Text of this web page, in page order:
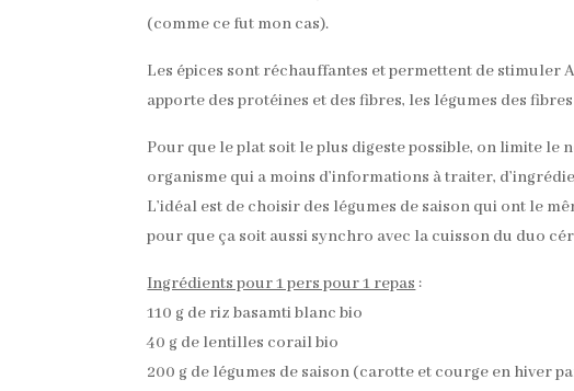
(comme ce fut mon cas).
Les épices sont réchauffantes et permettent de stimuler
apporte des protéines et des fibres, les légumes des
Pour que le plat soit le plus digeste possible, on limite le
organisme qui a moins d’informations à traiter,
L’idéal est de choisir des légumes de saison qui ont le
pour que ça soit aussi synchro avec la cuisson du duo
Ingrédients pour 1 pers pour 1 repas :
110 g de riz basamti blanc bio
40 g de lentilles corail bio
200 g de légumes de saison (carotte et courge en hiver